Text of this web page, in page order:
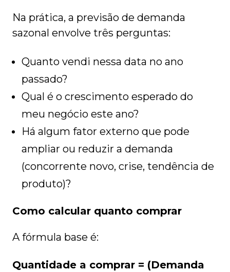
Na prática, a previsão de demanda
sazonal envolve três perguntas:
Quanto vendi nessa data no ano
passado?
Qual é o crescimento esperado do
meu negócio este ano?
Há algum fator externo que pode
ampliar ou reduzir a demanda
(concorrente novo, crise, tendência de
produto)?
Como calcular quanto comprar
A fórmula base é:
Quantidade a comprar = (Demanda